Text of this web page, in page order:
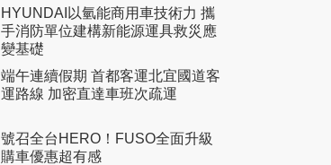
HYUNDAI以氫能商用車技術力 攜
手消防單位建構新能源運具救災應
變基礎
端午連續假期 首都客運北宜國道客
運路線 加密直達車班次疏運
號召全台HERO！FUSO全面升級
購車優惠超有感